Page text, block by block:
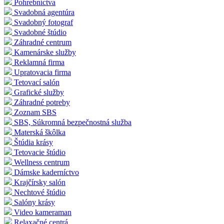
Pohrebníctva
Svadobná agentúra
Svadobný fotograf
Svadobné štúdio
Záhradné centrum
Kamenárske služby
Reklamná firma
Upratovacia firma
Tetovací salón
Grafické služby
Záhradné potreby
Zoznam SBS
SBS, Súkromná bezpečnostná služba
Materská škôlka
Štúdia krásy
Tetovacie štúdio
Wellness centrum
Dámske kaderníctvo
Krajčírsky salón
Nechtové štúdio
Salóny krásy
Video kameraman